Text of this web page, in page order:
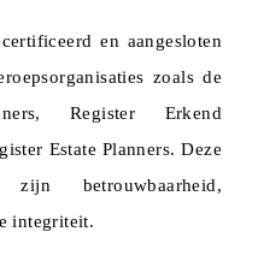
en aangesloten
zoals de
Register Erkend
Estate Planners. Deze
zijn betrouwbaarheid,
integriteit.